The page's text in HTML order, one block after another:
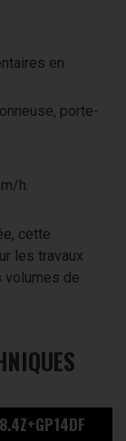
en
porte-
h.
cette
les travaux
de